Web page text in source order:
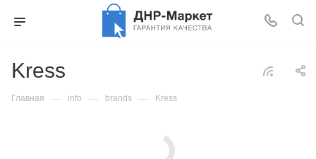
Kress
Главная — info — brands — Kress